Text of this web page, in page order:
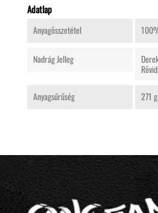
Adatlap
Anyagösszetétel
Nadrág Jelleg
Anyagsűrűség 271